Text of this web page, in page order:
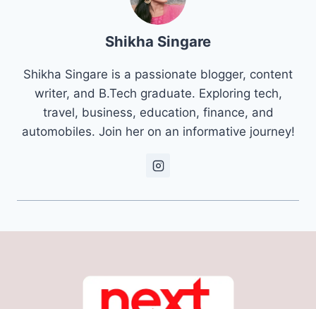
Shikha Singare
Shikha Singare is a passionate blogger, content
writer, and B.Tech graduate. Exploring tech,
travel, business, education, finance, and
automobiles. Join her on an informative journey!